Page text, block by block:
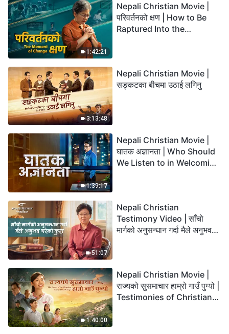
1:42:21
Nepali Christian Movie |
परिवर्तनको क्षण | How to Be
Raptured Into the
3:13:48
Nepali Christian Movie |
सङ्कटका बीचमा उठाई लगिनु
1:39:17
Nepali Christian Movie |
घातक अज्ञानता | Who Should
We Listen to in Welcoming
51:07
Nepali Christian
Testimony Video | साँचो
मार्गको अनुसन्धान गर्दा मैले अनुभव
1:40:00
Nepali Christian Movie |
राज्यको सुसमाचार हाम्रो गाउँ पुग्यो |
Testimonies of Christians